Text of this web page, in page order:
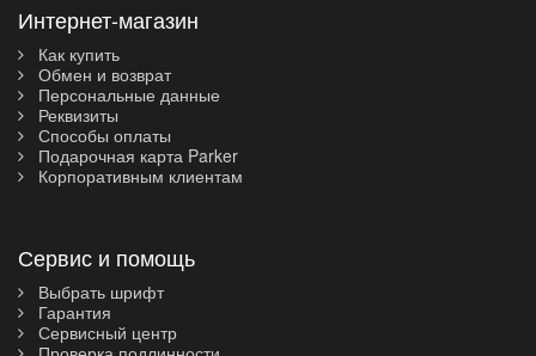
Интернет-магазин
Как купить
Обмен и возврат
Персональные данные
Реквизиты
Способы оплаты
Подарочная карта Parker
Корпоративным клиентам
Сервис и помощь
Выбрать шрифт
Гарантия
Сервисный центр